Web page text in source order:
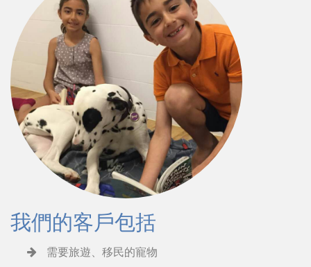
我們的客戶包括
需要旅遊、移民的寵物